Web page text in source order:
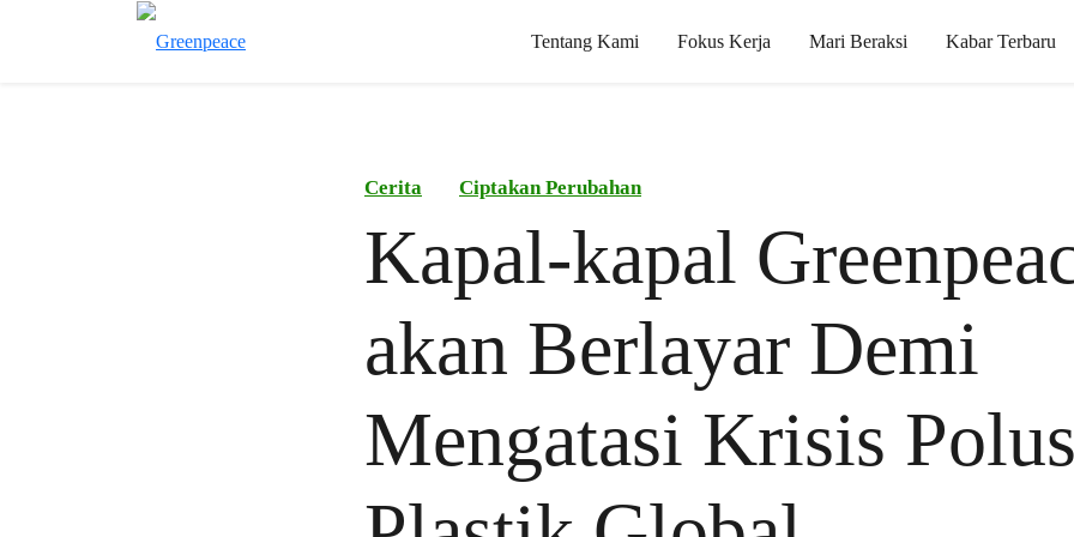
Tentang Kami Fokus Kerja Mari Beraksi Kabar Terbaru
Cerita Ciptakan Perubahan
Kapal-kapal
akan Berlayar Demi
Mengatasi Krisis